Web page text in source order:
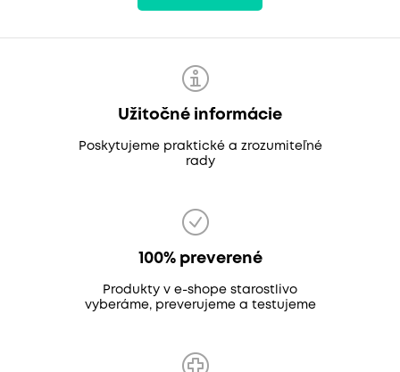
Užitočné informácie
Poskytujeme praktické a zrozumiteľné
rady
100% preverené
Produkty v e-shope starostlivo
vyberáme, preverujeme a testujeme